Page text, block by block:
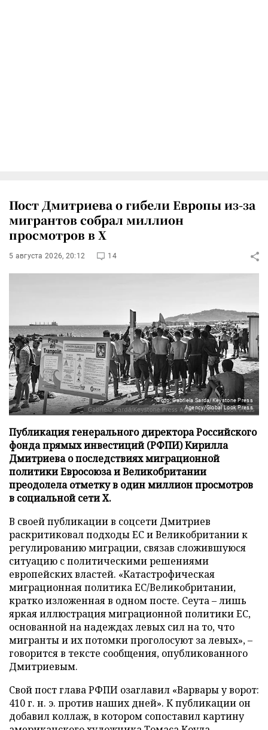
Пост Дмитриева о гибели Европы из-за
мигрантов собрал миллион
просмотров в X
5 августа 2026, 20:12 14
Фото: Gabriela Sarda/Keystone Press
Agency/Global Look Press
Публикация генерального директора Российского
фонда прямых инвестиций (РФПИ) Кирилла
Дмитриева о последствиях миграционной
политики Евросоюза и Великобритании
преодолела отметку в один миллион просмотров
в социальной сети X.
В своей публикации в соцсети Дмитриев
раскритиковал подходы ЕС и Великобритании к
регулированию миграции, связав сложившуюся
ситуацию с политическими решениями
европейских властей. «Катастрофическая
миграционная политика ЕС/Великобритании,
кратко изложенная в одном посте. Сеута – лишь
яркая иллюстрация миграционной политики ЕС,
основанной на надеждах левых сил на то, что
мигранты и их потомки проголосуют за левых», –
говорится в тексте сообщения, опубликованного
Дмитриевым.
Свой пост глава РФПИ озаглавил «Варвары у ворот:
410 г. н. э. против наших дней». К публикации он
добавил коллаж, в котором сопоставил картину